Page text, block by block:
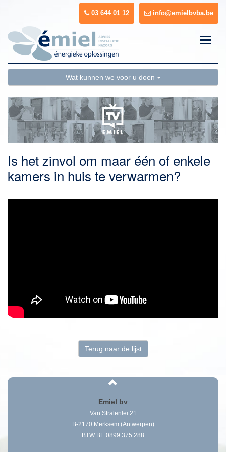
03 644 01 12 info@emielbvba.be
Toggle
Wat kunnen we voor u doen
Is het zinvol om maar één of enkele
kamers in huis te verwarmen?
Terug naar de lijst
Emiel bv
Van Stralenlei 21
B-2170 Merksem (Antwerpen)
BTW BE 0899 375 288